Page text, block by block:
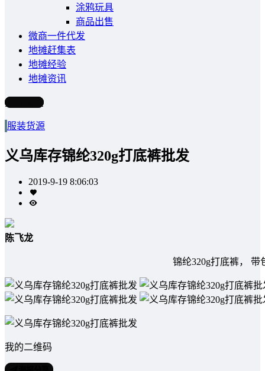
涂鸦玩具
商品出售
微商一件代发
地摊赶集表
地摊经验
地摊资讯
写文章
服装货源
义乌库存锦纶320g打底裤批发
2019-9-19 8:06:03
陈飞龙
锦纶320g打底裤， 带
我的二维码